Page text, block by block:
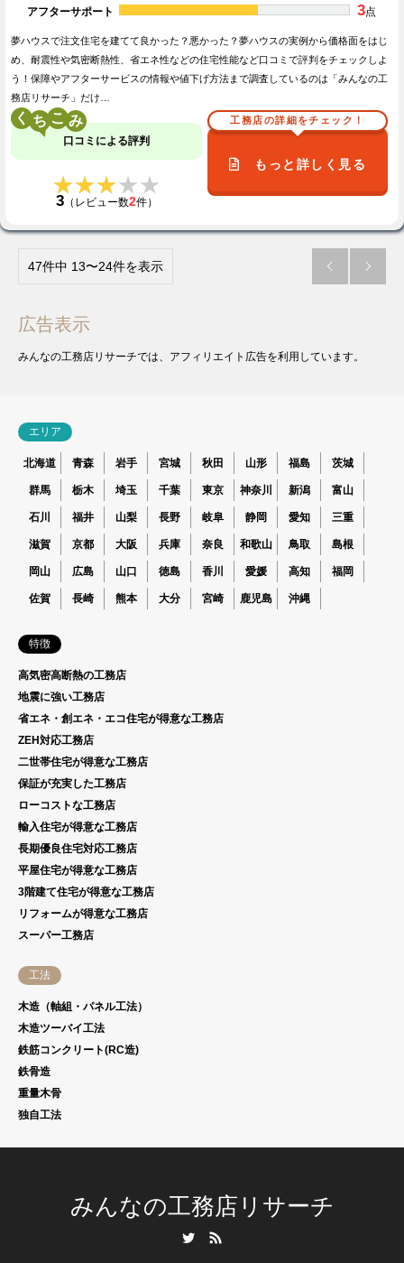
アフターサポート
3点
夢ハウスで注文住宅を建てて良かった？悪かった？夢ハウスの実例から価格面をはじ
め、耐震性や気密断熱性、省エネ性などの住宅性能など口コミで評判をチェックしよ
う！保障やアフターサービスの情報や値下げ方法まで調査しているのは「みんなの工
務店リサーチ」だけ…
く こ
口コミによる評判
★★★★★
★★★★★
3（レビュー数2件）
工務店の詳細をチェック！
もっと詳しく見る
47件中 13〜24件を表示  
広告表示
みんなの工務店リサーチでは、アフィリエイト広告を利用しています。
エリア
北海道 青森 岩手 宮城 秋田 山形 福島 茨城
群馬 栃木 埼玉 千葉 東京 神奈川 新潟 富山
石川 福井 山梨 長野 岐阜 静岡 愛知 三重
滋賀 京都 大阪 兵庫 奈良 和歌山 鳥取 島根
岡山 広島 山口 徳島 香川 愛媛 高知 福岡
佐賀 長崎 熊本 大分 宮崎 鹿児島 沖縄
特徴
高気密高断熱の工務店
地震に強い工務店
省エネ・創エネ・エコ住宅が得意な工務店
ZEH対応工務店
二世帯住宅が得意な工務店
保証が充実した工務店
ローコストな工務店
輸入住宅が得意な工務店
長期優良住宅対応工務店
平屋住宅が得意な工務店
3階建て住宅が得意な工務店
リフォームが得意な工務店
スーパー工務店
工法
木造（軸組・パネル工法）
木造ツーバイ工法
鉄筋コンクリート(RC造)
鉄骨造
重量木骨
独自工法
みんなの工務店リサーチ